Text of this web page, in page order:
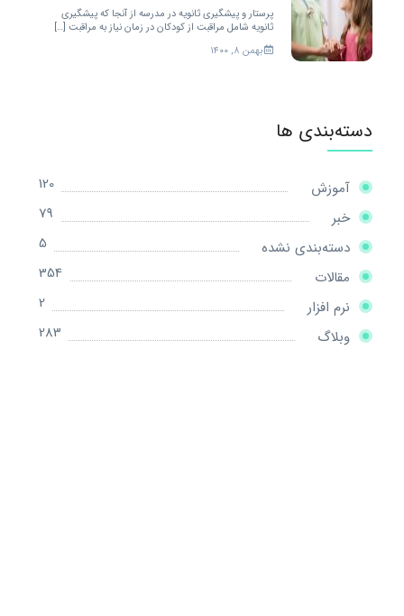
پرستار و پیشگیری ثانویه در مدرسه از آنجا که پیشگیری
ثانویه شامل مراقبت از کودکان در زمان نیاز به مراقبت […]
بهمن ۸, ۱۴۰۰
دسته‌بندی ها
آموزش
120
خبر
79
دسته‌بندی نشده
5
مقالات
354
نرم افزار
2
وبلاگ
283